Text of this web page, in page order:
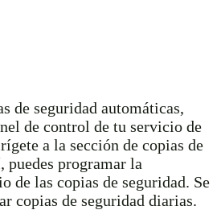
de seguridad automáticas,
de control de tu servicio de
a la sección de copias de
puedes programar la
de las copias de seguridad. Se
copias de seguridad diarias.